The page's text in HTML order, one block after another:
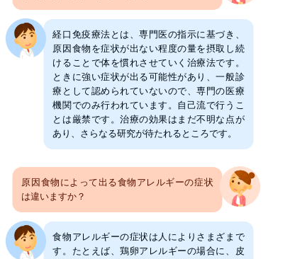
経口免疫療法とは、専門医の指示に基づき、
原因食物を症状が出ない程度の量を摂取し続
けることで体を慣れさせていく治療法です。
ときに強い症状が出る可能性があり、一般診
療として認められていないので、専門の医療
機関でのみ行われています。自己流で行うこ
とは厳禁です。治療の効果はまだ不明な点が
あり、さらなる研究が待たれるところです。
原因食物によって出る食物アレルギーの症状
は違いますか？
食物アレルギーの症状は人によりさまざまで
す。たとえば、鶏卵アレルギーの場合に、皮